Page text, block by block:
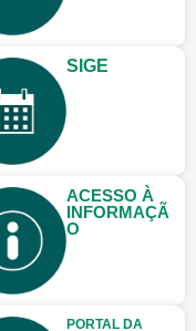
SIGE
ACESSO À
INFORMAÇÃ
O
PORTAL DA